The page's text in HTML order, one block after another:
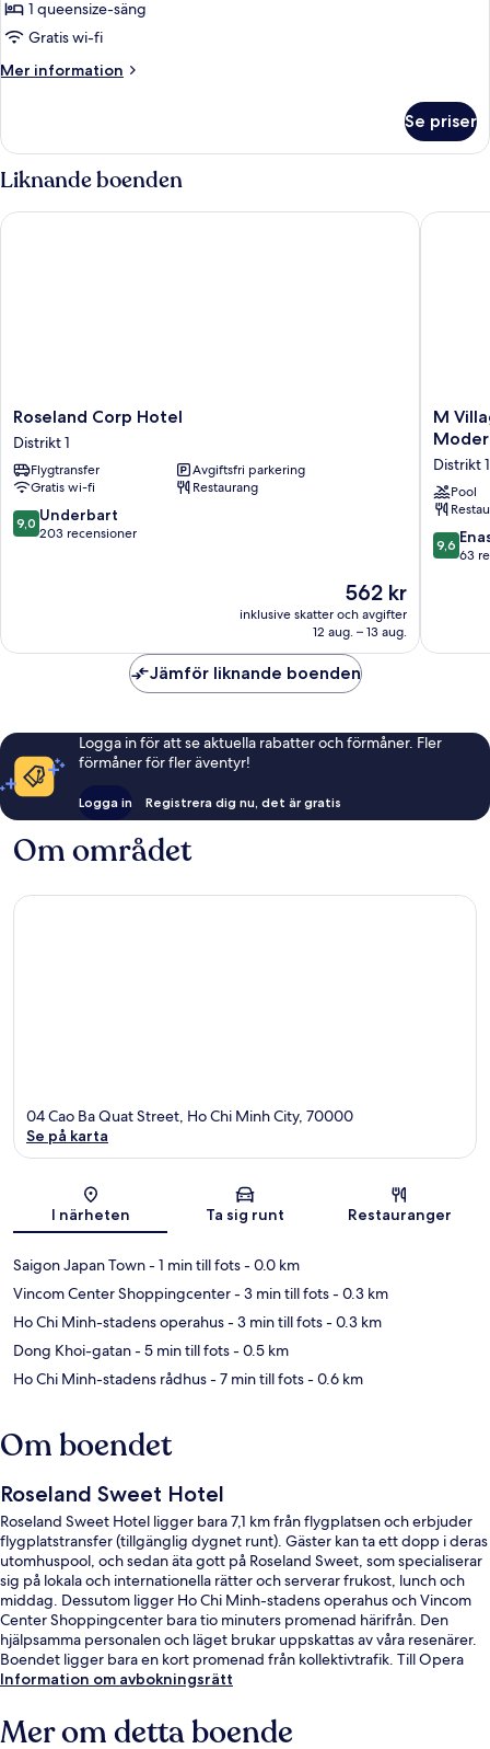
1 queensize-säng
Gratis wi-fi
Mer information
Mer
Se priser
Liknande boenden
Roseland
Corp
Hotel
Distrikt
1
Roseland Corp Hotel
Distrikt 1
Flygtransfer
Avgiftsfri parkering
Gratis wi-fi
Restaurang
9.0
av
9,0 Underbart
203 recensioner
Priset
är
562 kr
562 kr
inklusive skatter och avgifter
12 aug. – 13 aug.
Roseland Corp Hotel
M
Village
Premier
Thi
Sách,
a
brand
Distrikt
M
Distrikt 1
Pool
9.6
av
9,6
63
M
Jämför liknande boenden
Logga in för att se aktuella rabatter och förmåner. Fler
förmåner för fler äventyr!
Logga in Registrera dig nu, det är gratis
Om området
Karta
04 Cao Ba Quat Street, Ho Chi Minh City, 70000
Se på karta
I närheten Ta sig runt Restauranger
Saigon Japan Town- 1 min till fots- 0.0 km
Vincom Center Shoppingcenter- 3 min till fots- 0.3 km
Ho Chi Minh-stadens operahus- 3 min till fots- 0.3 km
Dong Khoi-gatan- 5 min till fots- 0.5 km
Ho Chi Minh-stadens rådhus- 7 min till fots- 0.6 km
Om boendet
Roseland Sweet Hotel
Roseland Sweet Hotel ligger bara 7,1 km från flygplatsen och erbjuder
flygplatstransfer (tillgänglig dygnet runt). Gäster kan ta ett dopp i deras
utomhuspool, och sedan äta gott på Roseland Sweet, som specialiserar
sig på lokala och internationella rätter och serverar frukost, lunch och
middag. Dessutom ligger Ho Chi Minh-stadens operahus och Vincom
Center Shoppingcenter bara tio minuters promenad härifrån. Den
hjälpsamma personalen och läget brukar uppskattas av våra resenärer.
Boendet ligger bara en kort promenad från kollektivtrafik. Till Opera
House station tar det 6 minuter att gå och till Ba Son station är det 13
Information om avbokningsrätt
Mer om detta boende